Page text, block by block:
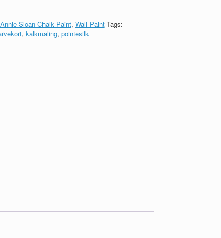
Annie Sloan Chalk Paint, Wall Paint Tags:
, kalkmaling, pointesilk